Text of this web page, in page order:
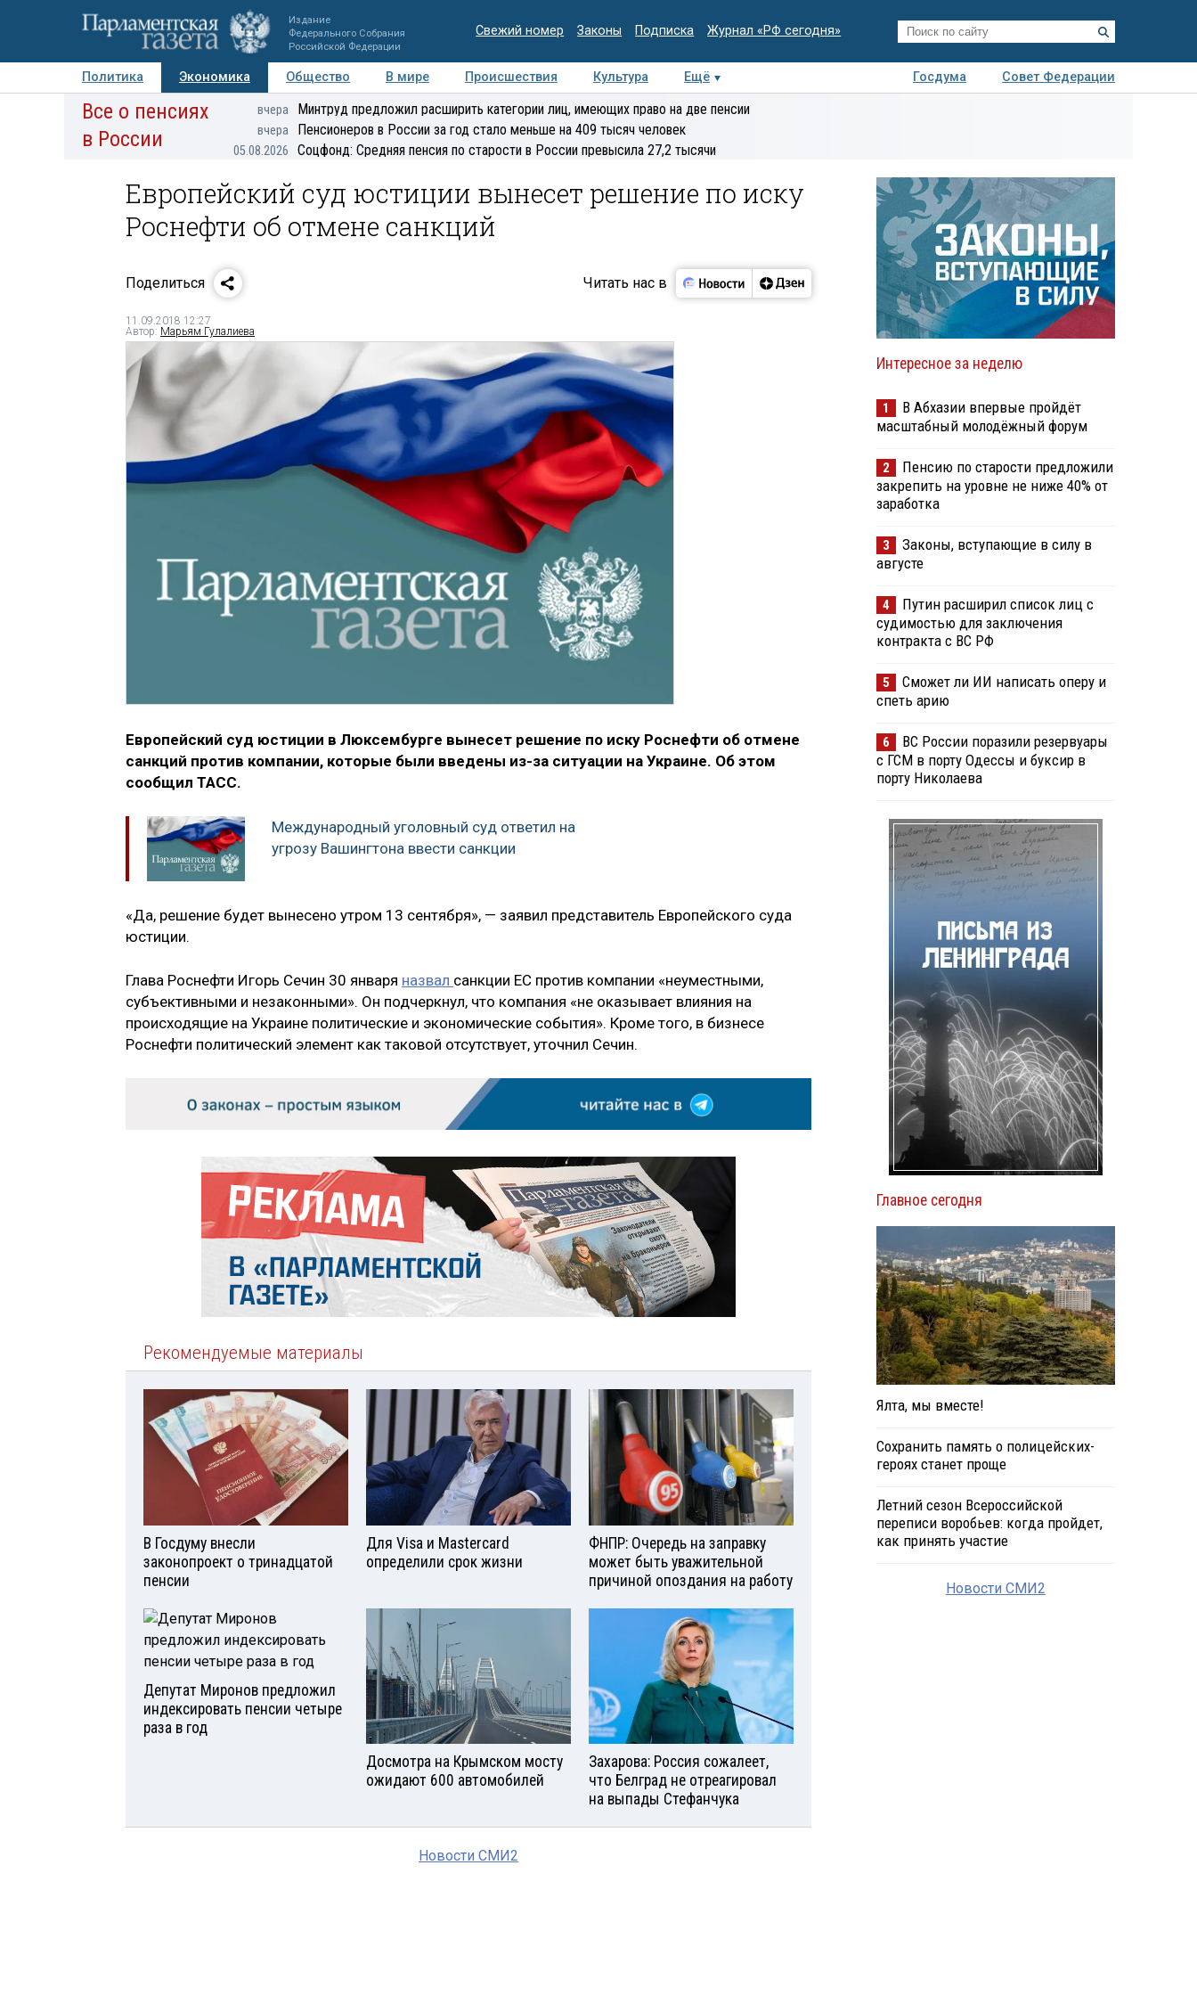
Издание
Федерального Собрания
Российской Федерации
Свежий номер Законы Подписка Журнал «РФ сегодня»
Политика Экономика Общество В мире Происшествия Культура Ещё Госдума
Совет Федерации
Авторы Персоны Мнения Регионы Медиацентр Интервью Колумнисты
Деловая
Все о пенсиях
в России
вчера Минтруд предложил расширить категории лиц, имеющих право на две пенсии
вчера Пенсионеров в России за год стало меньше на 409 тысяч человек
05.08.2026 Соцфонд: Средняя пенсия по старости в России превысила 27,2 тысячи
Европейский суд юстиции вынесет решение по иску
Роснефти об отмене санкций
Поделиться Читать нас в
11.09.2018 12:27
Автор: Марьям Гулалиева
Европейский суд юстиции в Люксембурге вынесет решение по иску Роснефти об отмене
санкций против компании, которые были введены из-за ситуации на Украине. Об этом
сообщил ТАСС.
Международный уголовный суд ответил на
угрозу Вашингтона ввести санкции
«Да, решение будет вынесено утром 13 сентября», — заявил представитель Европейского суда
юстиции.
Глава Роснефти Игорь Сечин 30 января назвал санкции ЕС против компании «неуместными,
субъективными и незаконными». Он подчеркнул, что компания «не оказывает влияния на
происходящие на Украине политические и экономические события». Кроме того, в бизнесе
Роснефти политический элемент как таковой отсутствует, уточнил Сечин.
Рекомендуемые материалы
В Госдуму внесли
законопроект о тринадцатой
пенсии
Для Visа и Mastercard
определили срок жизни
ФНПР: Очередь на заправку
может быть уважительной
причиной опоздания на работу
Депутат Миронов предложил
индексировать пенсии четыре
раза в год
Досмотра на Крымском мосту
ожидают 600 автомобилей
Захарова: Россия сожалеет,
что Белград не отреагировал
на выпады Стефанчука
Новости СМИ2
Интересное за неделю
1
В Абхазии впервые пройдёт
масштабный молодёжный форум
2
Пенсию по старости предложили
закрепить на уровне не ниже 40% от
заработка
3
Законы, вступающие в силу в
августе
4
Путин расширил список лиц с
судимостью для заключения
контракта с ВС РФ
5
Сможет ли ИИ написать оперу и
спеть арию
6
ВС России поразили резервуары
с ГСМ в порту Одессы и буксир в
порту Николаева
Главное сегодня
Ялта, мы вместе!
Сохранить память о полицейских-
героях станет проще
Летний сезон Всероссийской
переписи воробьев: когда пройдет,
как принять участие
Новости СМИ2